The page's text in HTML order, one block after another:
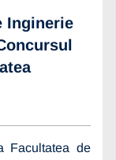
Inginerie
Facultatea de